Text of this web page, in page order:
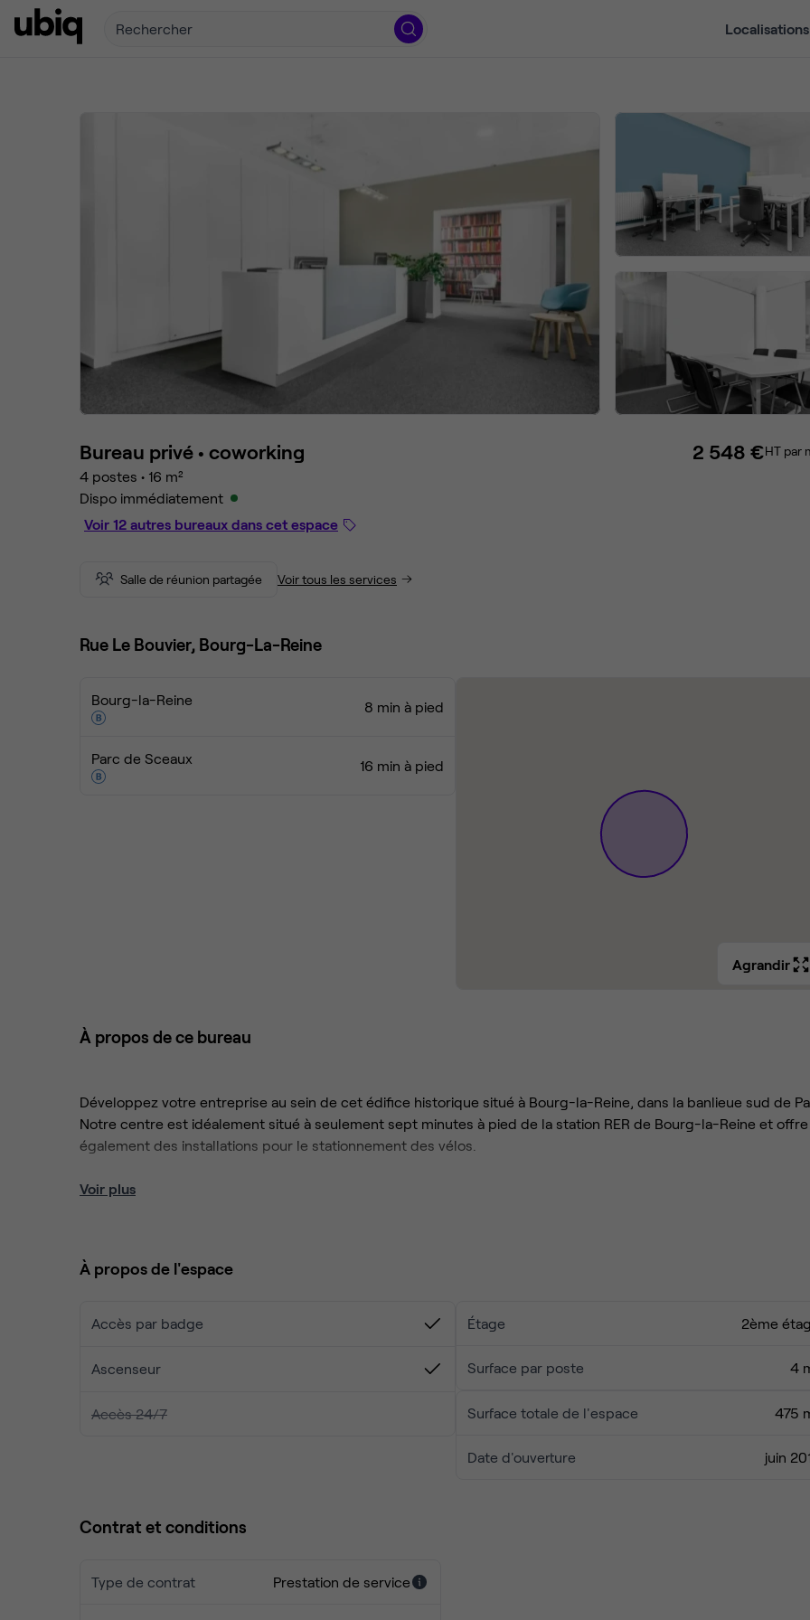
Rechercher Localisations
Bureau privé • coworking
4 postes • 16 m²
Dispo immédiatement
Voir 12 autres bureaux dans cet espace
2 548 €HT par
Salle de réunion partagée Voir tous les services
Rue Le Bouvier, Bourg-La-Reine
Bourg-la-Reine 8 min à pied
Parc de Sceaux 16 min à pied
Agrandir
À propos de ce bureau
Développez votre entreprise au sein de cet édifice historique situé à Bourg-la-Reine, dans la banlieue sud de
Notre centre est idéalement situé à seulement sept minutes à pied de la station RER de Bourg-la-Reine et offre
également des installations pour le stationnement des vélos.
Profitez de la liberté de travailler selon vos préférences, que ce soit sur la terrasse ensoleillée ou dans l'open
Voir plus
À propos de l'espace
Accès par badge
Ascenseur
Accès 24/7
Étage 2ème
Surface par poste 4
Surface totale de l'espace 475
Date d'ouverture juin
Contrat et conditions
Type de contrat Prestation de service